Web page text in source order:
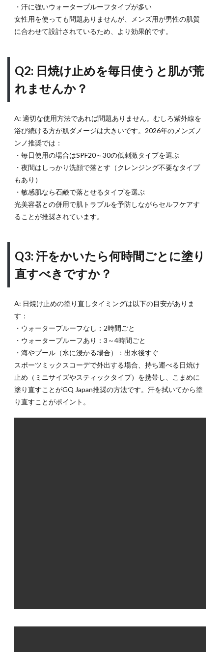
・汗に強いウォータープルーフタイプが多い
女性用を使っても問題ありませんが、メンズ用が男性の肌質
に合わせて設計されているため、より効果的です。
Q2: 日焼け止めを毎日使うと肌が荒
れませんか？
A: 適切な使用方法であれば問題ありません。むしろ紫外線を
浴び続ける方が肌ダメージは大きいです。2026年のメンズノ
ンノ推奨では：
・毎日使用の場合はSPF20～30の低刺激タイプを選ぶ
・夜間はしっかり洗顔で落とす（クレンジング不要なタイプ
もあり）
・敏感肌なら石鹸で落とせるタイプを選ぶ
光美容器との併用で肌トラブルを予防しながらセルフケアす
ることが推奨されています。
Q3: 汗をかいたら何時間ごとに塗り
直すべきですか？
A: 日焼け止めの塗り直しタイミングは以下の目安がありま
す：
・ウォータープルーフなし：2時間ごと
・ウォータープルーフあり：3～4時間ごと
・海やプール（水に浸かる場合）：出水後すぐ
スポーツミックスコーデで外出する場合、持ち運べる日焼け
止め（ミニサイズやスティックタイプ）を携帯し、こまめに
塗り直すことがGQ Japan推奨の方法です。汗を拭いてから塗
り直すことがポイント。